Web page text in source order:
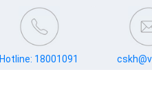
Hotline: 18001091